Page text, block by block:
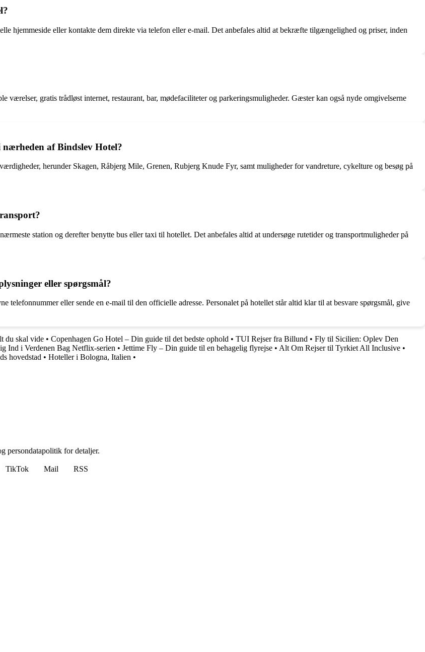
hjemmeside eller kontakte dem direkte via telefon eller e-mail. Det anbefales altid at bekræfte tilgængelighed og priser, inden
gratis trådløst internet, restaurant, bar, mødefaciliteter og parkeringsmuligheder. Gæster kan også nyde omgivelserne
af Bindslev Hotel?
herunder Skagen, Råbjerg Mile, Grenen, Rubjerg Knude Fyr, samt muligheder for vandreture, cykelture og besøg på
station og derefter benytte bus eller taxi til hotellet. Det anbefales altid at undersøge rutetider og transportmuligheder på
eller spørgsmål?
telefonnummer eller sende en e-mail til den officielle adresse. Personalet på hotellet står altid klar til at besvare spørgsmål, give
du skal vide • Copenhagen Go Hotel – Din guide til det bedste ophold • TUI Rejser fra Billund • Fly til Sicilien: Oplev Den
Ind i Verdenen Bag Netflix-serien • Jettime Fly – Din guide til en behagelig flyrejse • Alt Om Rejser til Tyrkiet All Inclusive •
hovedstad • Hoteller i Bologna, Italien •
persondatapolitik for detaljer.
TikTok Mail
RSS